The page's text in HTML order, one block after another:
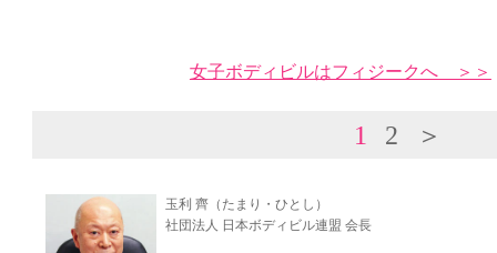
女子ボディビルはフィジークへ ＞＞
1 2 ＞
玉利 齊（たまり・ひとし）
社団法人 日本ボディビル連盟 会長